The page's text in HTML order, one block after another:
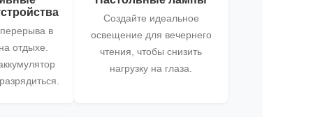
в
отдыхе.
Создайте идеальное
освещение для вечернего
чтения, чтобы снизить
нагрузку на глаза.